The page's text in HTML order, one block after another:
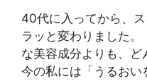
40代に入ってから、
ラッと変わりました
な美容成分よりも、ど
今の私には「うるおい